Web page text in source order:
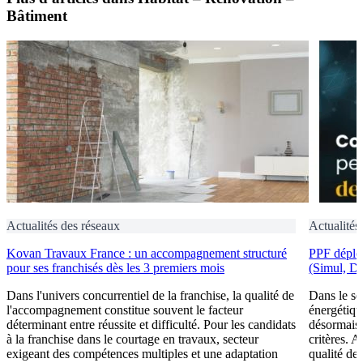
Bâtiment
Actualités des réseaux
Kovan Travaux France : un accompagnement structuré
pour ses franchisés dès les 3 premiers mois
Dans l'univers concurrentiel de la franchise, la qualité de
l'accompagnement constitue souvent le facteur
déterminant entre réussite et difficulté. Pour les candidats
à la franchise dans le courtage en travaux, secteur
exigeant des compétences multiples et une adaptation
Actualités
PPF
(Simul,
Dans le
critères.
qualité de